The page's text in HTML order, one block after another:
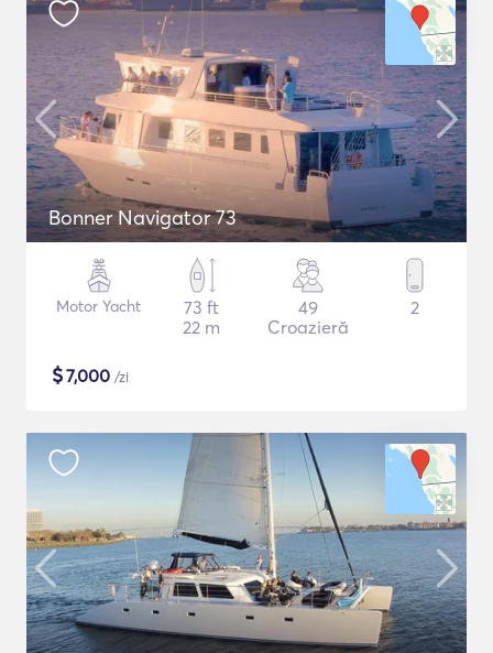
Bonner Navigator 73
Motor Yacht
73 ft
22 m
49
Croazieră
2
$7,000 /zi